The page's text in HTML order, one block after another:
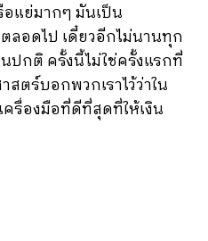
แย่มากๆ มันเป็น
ลอดไป เดี๋ยวอีกไม่นานทุก
ปกติ ครั้งนี้ไม่ใช่ครั้งแรกที่
ตร์บอกพวกเราไว้ว่าใน
รื่องมือที่ดีที่สุดที่ให้เงิน